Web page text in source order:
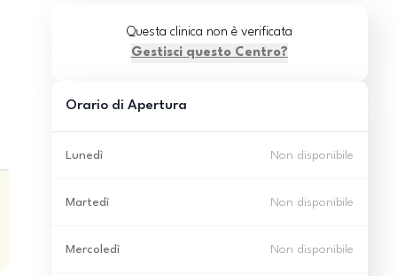
Questa clinica non è verificata
Gestisci questo Centro?
Orario di Apertura
Lunedì Non disponibile
Martedì Non disponibile
Mercoledì Non disponibile